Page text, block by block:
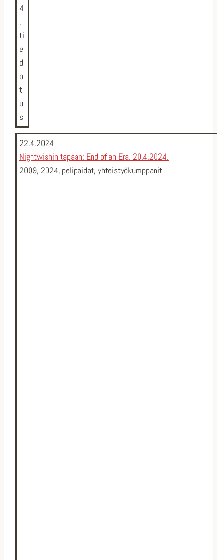
4
,
ti
e
d
o
t
u
s
22.4.2024
Nightwishin tapaan: End of an Era. 20.4.2024.
2009, 2024, pelipaidat, yhteistyökumppanit